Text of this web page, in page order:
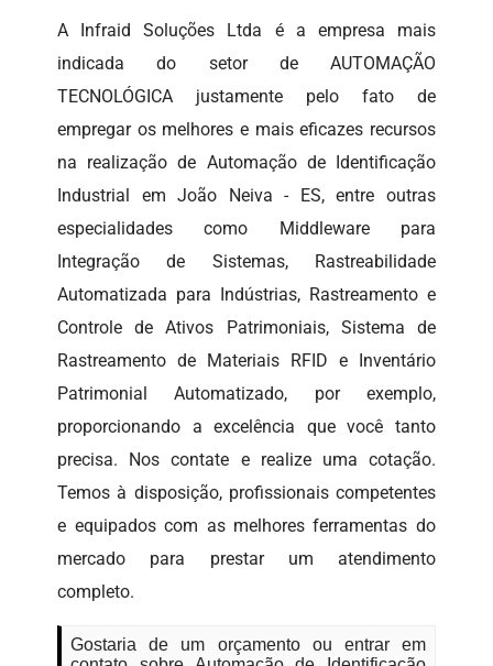
A Infraid Soluções Ltda é a empresa mais
indicada do setor de AUTOMAÇÃO
TECNOLÓGICA justamente pelo fato de
empregar os melhores e mais eficazes recursos
na realização de Automação de Identificação
Industrial em João Neiva - ES, entre outras
especialidades como Middleware para
Integração de Sistemas, Rastreabilidade
Automatizada para Indústrias, Rastreamento e
Controle de Ativos Patrimoniais, Sistema de
Rastreamento de Materiais RFID e Inventário
Patrimonial Automatizado, por exemplo,
proporcionando a excelência que você tanto
precisa. Nos contate e realize uma cotação.
Temos à disposição, profissionais competentes
e equipados com as melhores ferramentas do
mercado para prestar um atendimento
completo.
Gostaria de um orçamento ou entrar em